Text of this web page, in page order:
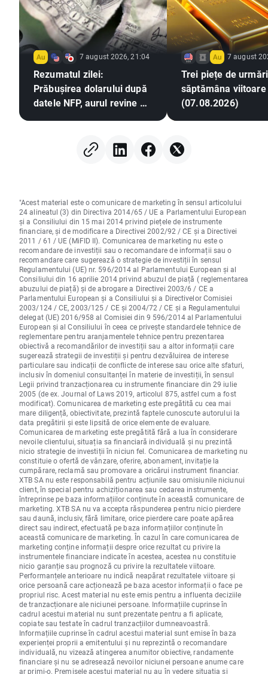
7 august 2026, 21:04
Rezumatul zilei:
Prăbușirea dolarului după
datele NFP, aurul revine pe
7 august
Trei piețe de
săptămâna viitoare
(07.08.2026)
"Acest material este o comunicare de marketing în sensul articolului
24 alineatul (3) din Directiva 2014/65 / UE a Parlamentului European
și a Consiliului din 15 mai 2014 privind piețele de instrumente
financiare, și de modificare a Directivei 2002/92 / CE și a Directivei
2011 / 61 / UE (MiFID II). Comunicarea de marketing nu este o
recomandare de investiții sau o recomandare de informații sau o
recomandare care sugerează o strategie de investiții în sensul
Regulamentului (UE) nr. 596/2014 al Parlamentului European și al
Consiliului din 16 aprilie 2014 privind abuzul de piață ( reglementarea
abuzului de piață) și de abrogare a Directivei 2003/6 / CE a
Parlamentului European și a Consiliului și a Directivelor Comisiei
2003/124 / CE, 2003/125 / CE și 2004/72 / CE și a Regulamentului
delegat (UE) 2016/958 al Comisiei din 9 596/2014 al Parlamentului
European și al Consiliului în ceea ce privește standardele tehnice de
reglementare pentru aranjamentele tehnice pentru prezentarea
obiectivă a recomandărilor de investiții sau a altor informații care
sugerează strategii de investiții și pentru dezvăluirea de interese
particulare sau indicații de conflicte de interese sau orice alte sfaturi,
inclusiv în domeniul consultanței în materie de investiții, în sensul
Legii privind tranzacționarea cu instrumente financiare din 29 iulie
2005 (de ex. Journal of Laws 2019, articolul 875, astfel cum a fost
modificat). Comunicarea de marketing este pregătită cu cea mai
mare diligență, obiectivitate, prezintă faptele cunoscute autorului la
data pregătirii și este lipsită de orice elemente de evaluare.
Comunicarea de marketing este pregătită fără a lua în considerare
nevoile clientului, situația sa financiară individuală și nu prezintă
nicio strategie de investiții în niciun fel. Comunicarea de marketing nu
constituie o ofertă de vânzare, oferire, abonament, invitație la
cumpărare, reclamă sau promovare a oricărui instrument financiar.
XTB SA nu este responsabilă pentru acțiunile sau omisiunile niciunui
client, în special pentru achiziționarea sau cedarea instrumente,
întreprinse pe baza informațiilor conținute în această comunicare de
marketing. XTB SA nu va accepta răspunderea pentru nicio pierdere
sau daună, inclusiv, fără limitare, orice pierdere care poate apărea
direct sau indirect, efectuată pe baza informațiilor conținute în
această comunicare de marketing. În cazul în care comunicarea de
marketing conține informații despre orice rezultat cu privire la
instrumentele financiare indicate în acestea, acestea nu constituie
nicio garanție sau prognoză cu privire la rezultatele viitoare.
Performanțele anterioare nu indică neapărat rezultatele viitoare și
orice persoană care acționează pe baza acestor informații o face pe
propriul risc. Acest material nu este emis pentru a influenta deciziile
de tranzacționare ale niciunei persoane. Informațiile cuprinse în
cadrul acestui material nu sunt prezentate pentru a fi aplicate,
copiate sau testate în cadrul tranzacțiilor dumneavoastră.
Informațiile cuprinse în cadrul acestui material sunt emise în baza
experienței proprii a emitentului și nu reprezintă o recomandare
individuală, nu vizează atingerea anumitor obiective, randamente
financiare și nu se adresează nevoilor niciunei persoane anume care
ar primi-o. Premisele acestui material nu au în vedere situația și